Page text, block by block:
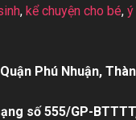
, kể chuyện cho bé, ý
Phú Nhuận,
số 555/GP-